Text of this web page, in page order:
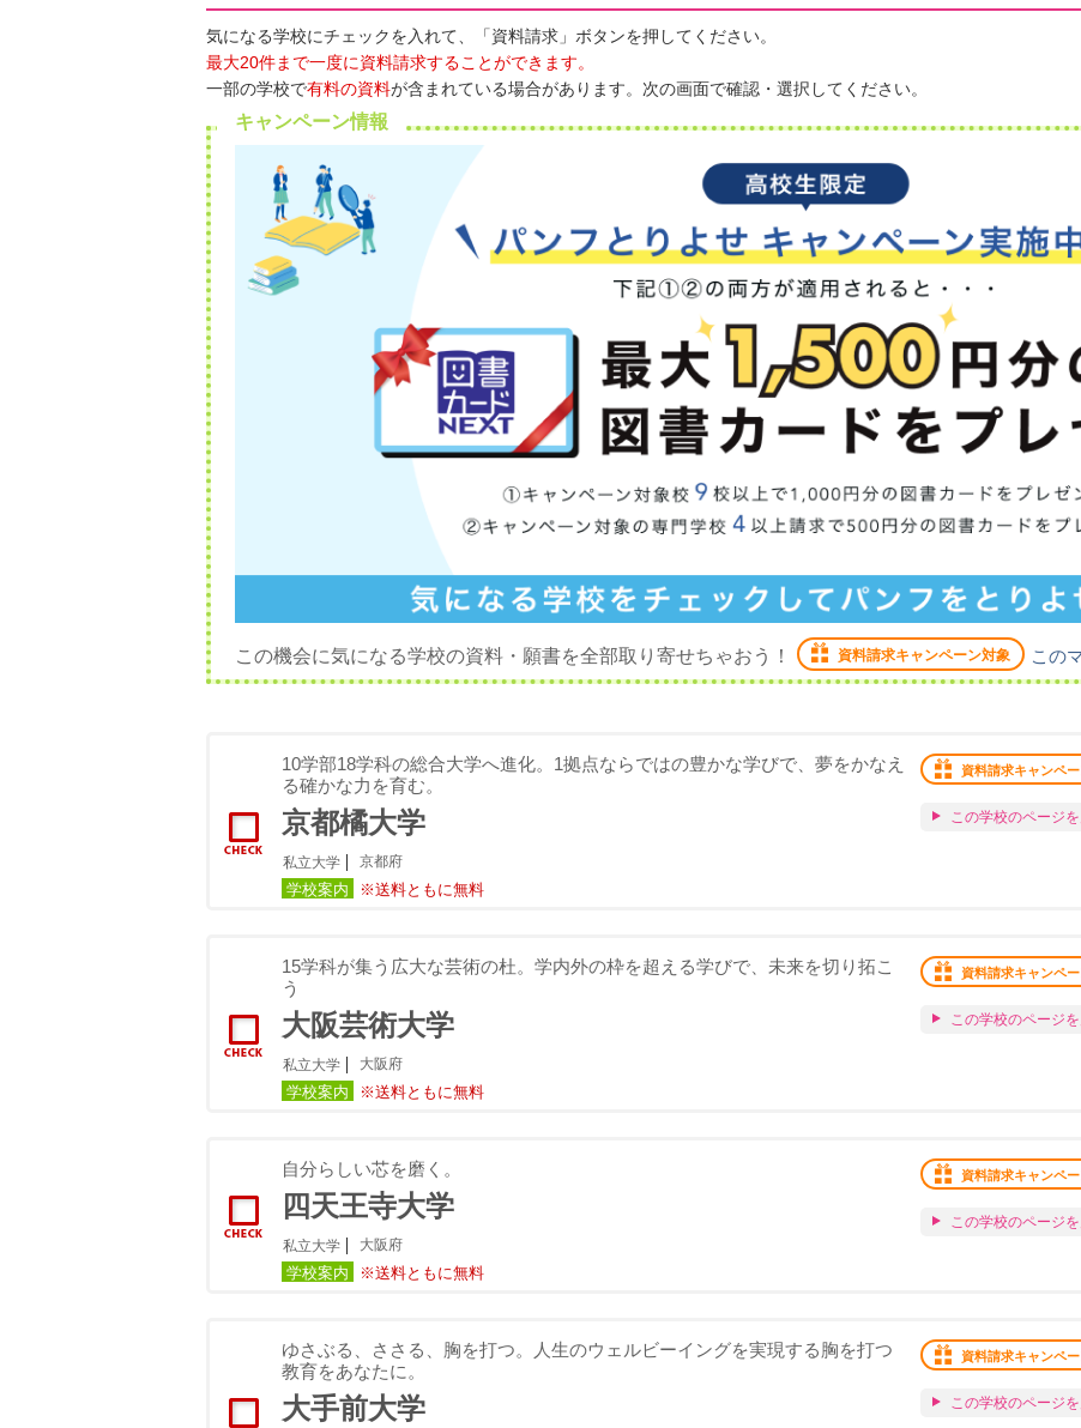
気になる学校にチェックを入れて、「資料請求」ボタンを押してください。
最大20件まで一度に資料請求することができます。
一部の学校で有料の資料が含まれている場合があります。次の画面で確認・選択してください。
キャンペーン情報
この機会に気になる学校の資料・願書を全部取り寄せちゃおう！ 資料請求キャンペーン対象 この
10学部18学科の総合大学へ進化。1拠点ならではの豊かな学びで、夢をかなえ
る確かな力を育む。
京都橘大学
私立大学 京都府
学校案内 ※送料ともに無料
資料請求キャンペ
この学校のページ
15学科が集う広大な芸術の杜。学内外の枠を超える学びで、未来を切り拓こ
う
大阪芸術大学
私立大学 大阪府
学校案内 ※送料ともに無料
資料請求キャンペ
この学校のページ
自分らしい芯を磨く。
四天王寺大学
私立大学 大阪府
学校案内 ※送料ともに無料
資料請求キャンペ
この学校のページ
ゆさぶる、ささる、胸を打つ。人生のウェルビーイングを実現する胸を打つ
教育をあなたに。
大手前大学
資料請求キャンペ
この学校のページ